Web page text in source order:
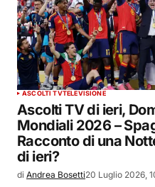
ASCOLTI TVTELEVISIONE
Ascolti TV di ieri,
Mondiali 2026 –
Racconto di una
di ieri?
di Andrea Bosetti20 Luglio 2026,